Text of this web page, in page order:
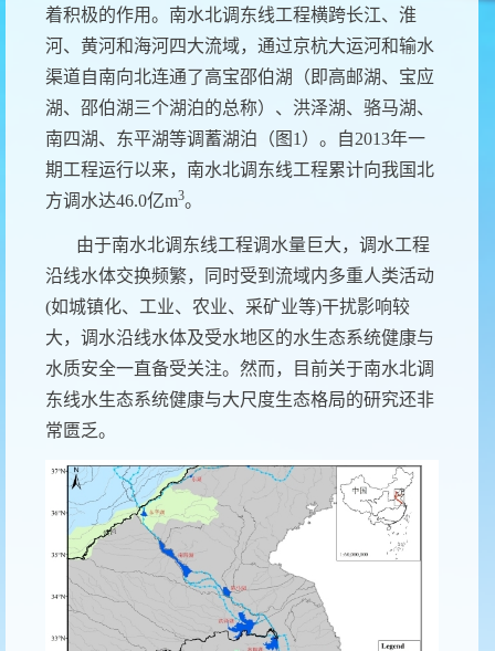
着积极的作用。南水北调东线工程横跨长江、淮
河、黄河和海河四大流域，通过京杭大运河和输水
渠道自南向北连通了高宝邵伯湖（即高邮湖、宝应
湖、邵伯湖三个湖泊的总称）、洪泽湖、骆马湖、
南四湖、东平湖等调蓄湖泊（图 1）。自2013年一
期工程运行以来，南水北调东线工程累计向我国北
方调水达46.0亿m3。
由于南水北调东线工程调水量巨大，调水工程
沿线水体交换频繁，同时受到流域内多重人类活动
(如城镇化、工业、农业、采矿业等)干扰影响较
大，调水沿线水体及受水地区的水生态系统健康与
水质安全一直备受关注。然而，目前关于南水北调
东线水生态系统健康与大尺度生态格局的研究还非
常匮乏。